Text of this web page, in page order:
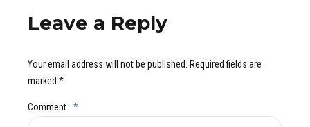
Leave a Reply
Your email address will not be published. Required fields are
marked *
Comment *